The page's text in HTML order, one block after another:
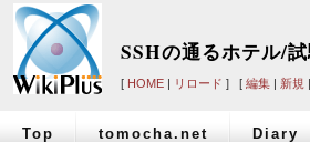
SSHの通るホテル/
[ HOME | リロード ] [ 編集 | 新規 |
Top tomocha.net Diary